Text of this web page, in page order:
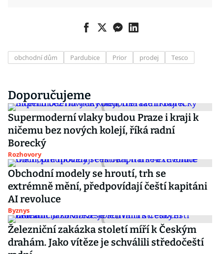
obchodní dům Pardubice Prior prodej Tesco
Doporučujeme
Supermoderní vlaky budou Praze i kraji k
ničemu bez nových kolejí, říká radní
Borecký
Rozhovory
Obchodní modely se hroutí, trh se
extrémně mění, předpovídají čeští kapitáni
AI revoluce
Byznys
Železniční zakázka století míří k Českým
drahám. Jako vítěze je schválili středočeští